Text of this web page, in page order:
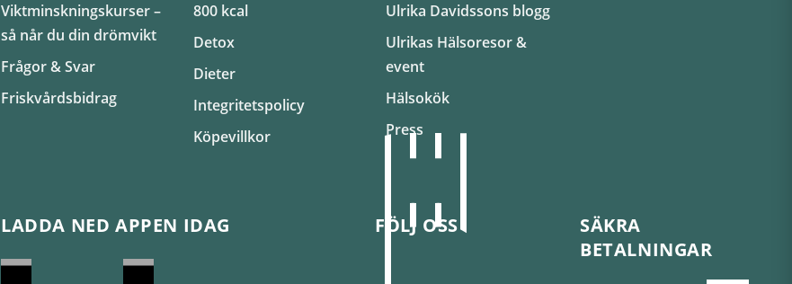
Viktminskningskurser –
så når du din drömvikt
Frågor & Svar
Friskvårdsbidrag
800 kcal
Detox
Dieter
Integritetspolicy
Köpevillkor
Ulrika Davidssons blogg
Ulrikas Hälsoresor &
event
Hälsokök
Press
LADDA NED APPEN IDAG FÖLJ OSS
SÄKRA
BETALNINGAR